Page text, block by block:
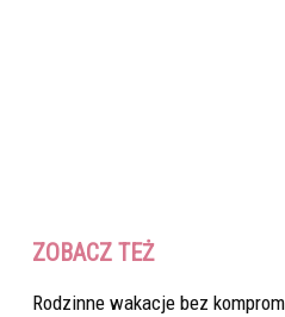
ZOBACZ TEŻ
Rodzinne wakacje bez